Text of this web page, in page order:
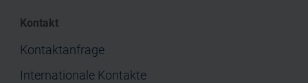
Kontakt
Kontaktanfrage
Internationale Kontakte